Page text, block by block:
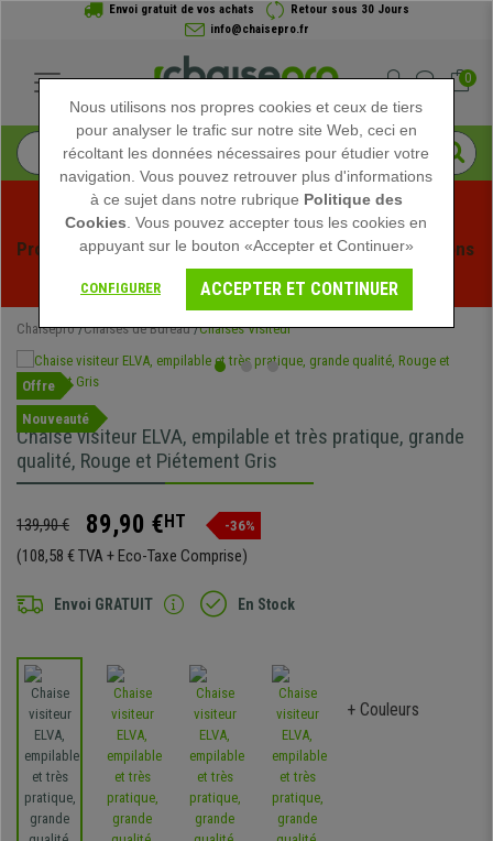
Envoi gratuit de vos achats
Retour sous 30 Jours
info@chaisepro.fr
0
Profitez des soldes d'été chez Chaisepro ! Des réductions
exclusives pour une durée limitée - Voir l'offre
Chaisepro Chaises de Bureau Chaises Visiteur
Offre
Nouveauté
Chaise visiteur ELVA, empilable et très pratique, grande
qualité, Rouge et Piétement Gris
139,90 € 89,90 €HT -36%
(108,58 € TVA + Eco-Taxe Comprise)
Envoi GRATUIT En Stock
+ Couleurs
Nous utilisons nos propres cookies et ceux de tiers
pour analyser le trafic sur notre site Web, ceci en
récoltant les données nécessaires pour étudier votre
navigation. Vous pouvez retrouver plus d'informations
à ce sujet dans notre rubrique Politique des
Cookies . Vous pouvez accepter tous les cookies en
appuyant sur le bouton «Accepter et Continuer»
CONFIGURER ACCEPTER ET CONTINUER